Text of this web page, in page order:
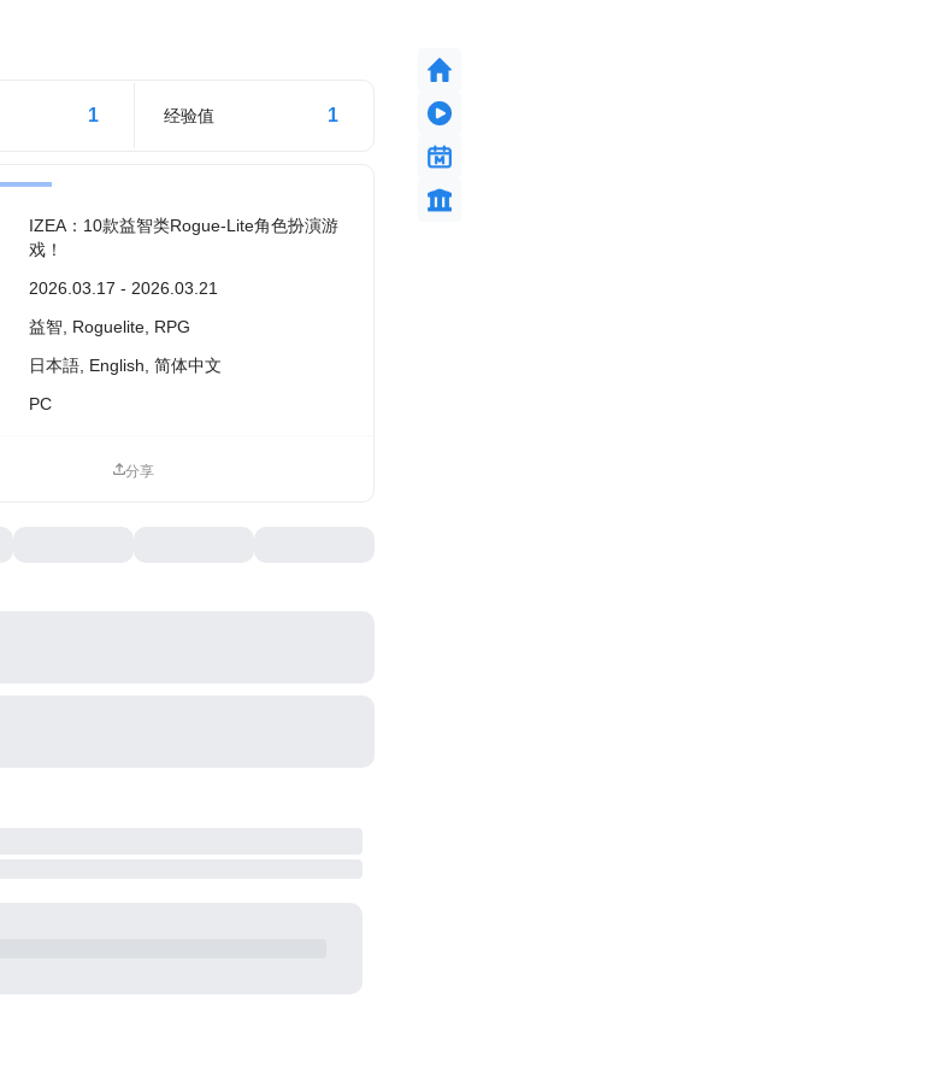
1 经验值 1
IZEA：10款益智类Rogue-Lite角色扮演游
戏！
2026.03.17 - 2026.03.21
益智, Roguelite, RPG
日本語, English, 简体中文
PC
分享